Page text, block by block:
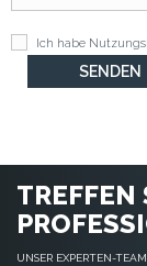
Ich habe
TREFFEN
UNSER EXPERTEN-